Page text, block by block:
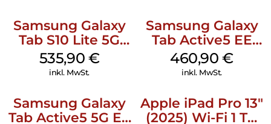
Samsung Galaxy
Tab S10 Lite 5G
256 GB Gray
535,90 €
inkl. MwSt.
Samsung Galaxy
Tab Active5 EE
Wi-Fi 128 GB black
460,90€
inkl. MwSt.
Samsung Galaxy
Tab Active5 5G EE
Apple iPad Pro 13″
(2025) Wi-Fi 1 TB